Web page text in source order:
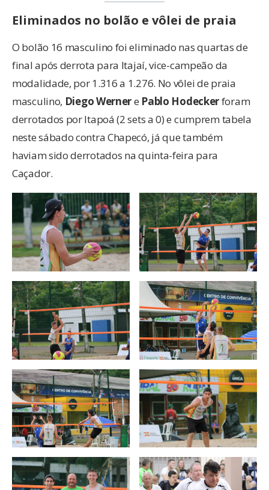
Eliminados no bolão e vôlei de praia
O bolão 16 masculino foi eliminado nas quartas de
final após derrota para Itajaí, vice-campeão da
modalidade, por 1.316 a 1.276. No vôlei de praia
masculino, Diego Wernere Pablo Hodeckerforam
derrotados por Itapoá (2 sets a 0) e cumprem tabela
neste sábado contra Chapecó, já que também
haviam sido derrotados na quinta-feira para
Caçador.